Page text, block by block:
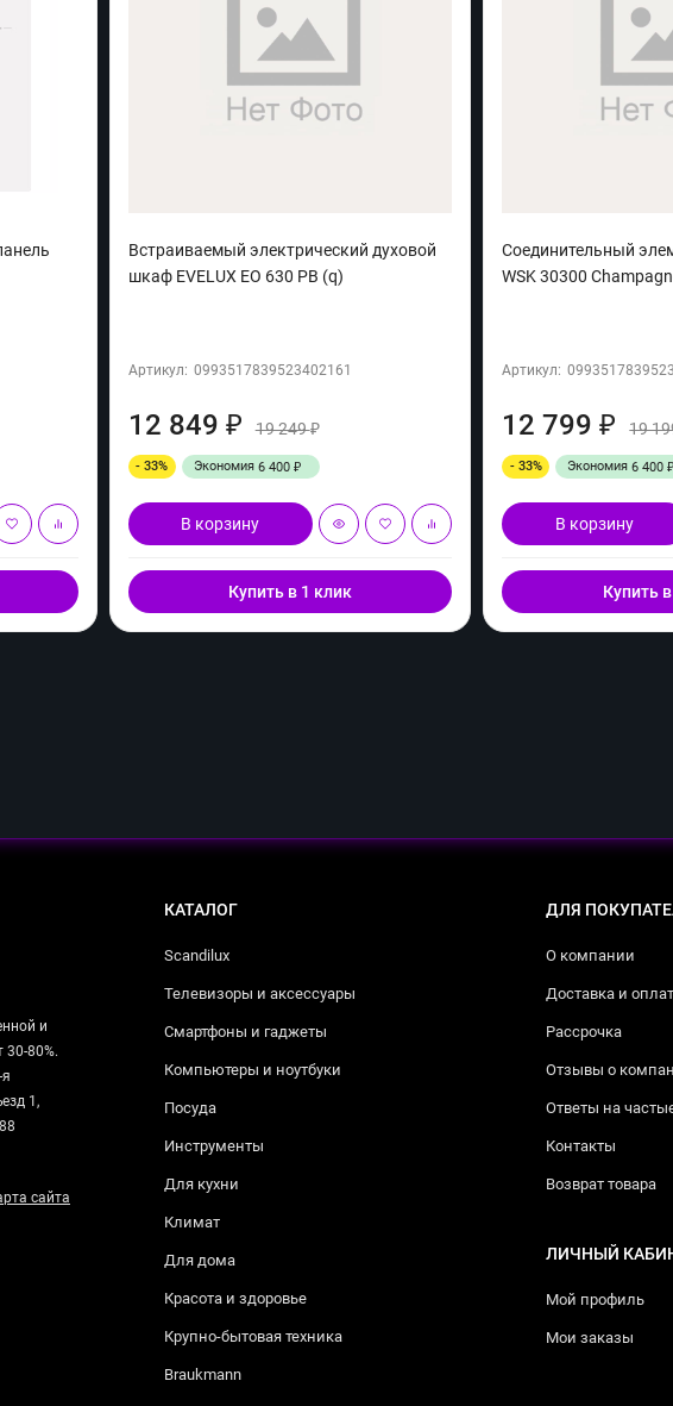
Встраиваемый электрический духовой
шкаф EVELUX EO 630 PB (q)
Артикул: 0993517839523402161
12 849 ₽ 19 249₽
- 33% Экономия 6 400 ₽
В корзину
Купить в 1 клик
Соединительный
WSK 30300
Артикул:
12 799₽ 19
- 33% Экономия6 400₽
В корзину
Купить
и
30-80%.
1,
сайта
КАТАЛОГ
Scandilux
Телевизоры и аксессуары
Смартфоны и гаджеты
Компьютеры и ноутбуки
Посуда
Инструменты
Для кухни
Климат
Для дома
Красота и здоровье
Крупно-бытовая техника
Braukmann
ДЛЯ
О компании
Доставка и
Рассрочка
Отзывы о
Ответы на
Контакты
Возврат товара
ЛИЧНЫЙ
Мой профиль
Мои заказы